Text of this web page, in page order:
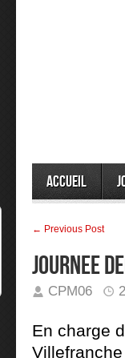
Accueil
← Previous Post
JOURNEE
CPM06
En charge